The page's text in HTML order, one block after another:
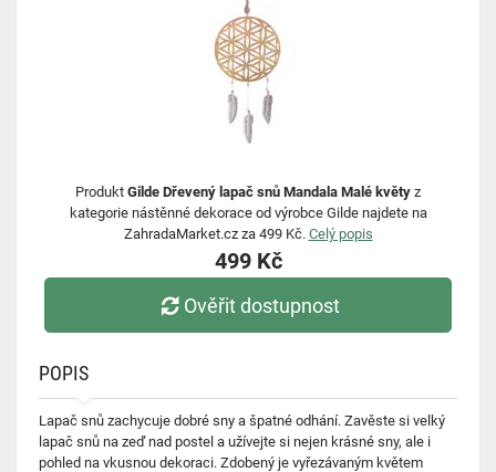
Produkt Gilde Dřevený lapač snů Mandala Malé květy z
kategorie nástěnné dekorace od výrobce Gilde najdete na
ZahradaMarket.cz za 499 Kč. Celý popis
499 Kč
Ověřit dostupnost
POPIS
Lapač snů zachycuje dobré sny a špatné odhání. Zavěste si velký
lapač snů na zeď nad postel a užívejte si nejen krásné sny, ale i
pohled na vkusnou dekoraci. Zdobený je vyřezávaným květem